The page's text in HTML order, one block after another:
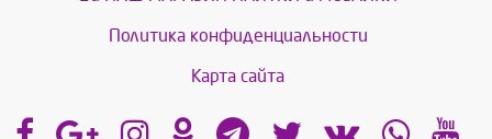
Политика конфиденциальности
Карта сайта